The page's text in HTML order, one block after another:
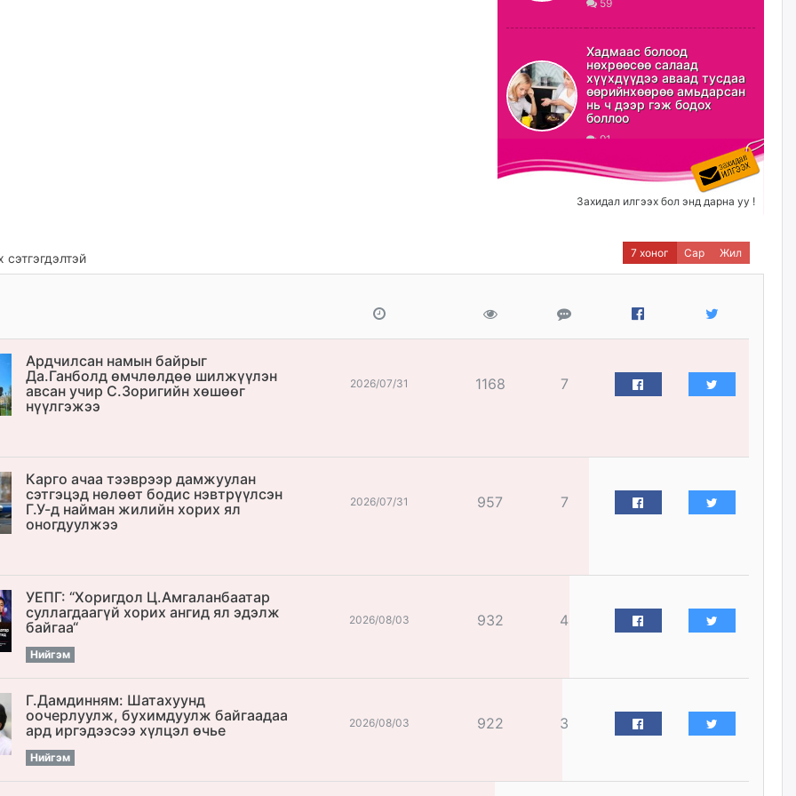
ХЗДХ-ын сайд С.Амарсайхан:
Авлигаар авсан хөрөнгийг
хурааж, нийгмийн сайн
сайхны хөгжилд зориулах
бөгөөд үүнийг хэд хэдэн эрх
бүхий байгууллагаас санал авна
өчигдѳр
Шатахууныг олдож байгаа
газраас нь л авч байна. Үнэ
тарифаас илүү хангамж дээр
анхаарч байна
Ц.Будханд: Дүүгээ гараад
долоон сарын хугацаа
Барилгын салбарын 100
Монгол Улсад 162 вагон - 9720
тонн АИ-92 орж иржээ
Jade Gas: 1.1 тэрбум австрали
эцсийн гэрээг есдүгээр сард
байгуулбал Тавантолгойн
метан хийн үйлдвэрлэлийн
Ханын материалд эхний
ээлжийн 6 блок орон сууцны
өчигдѳр
59
Хадмаас болоод
нөхрөөсөө салаад
хүүхдүүдээ аваад тусдаа
өөрийнхөөрөө амьдарсан
нь ч дээр гэж бодох
боллоо
91
Захидал илгээх бол энд дарна уу !
7 хоног Сар Жил
Ардчилсан намын байрыг
Да.Ганболд өмчлөлдөө шилжүүлэн
авсан учир С.Зоригийн хөшөөг
нүүлгэжээ
2026/07/31 1168 7
Карго ачаа тээврээр дамжуулан
сэтгэцэд нөлөөт бодис нэвтрүүлсэн
Г.У-д найман жилийн хорих ял
оногдуулжээ
2026/07/31 957 7
УЕПГ: “Хоригдол Ц.Амгаланбаатар
cуллагдаагүй хорих ангид ял эдэлж
байгаа“
Нийгэм
2026/08/03 932 4
Г.Дамдинням: Шатахуунд
оочерлуулж, бухимдуулж байгаадаа
ард иргэдээсээ хүлцэл өчье
Нийгэм
2026/08/03 922 3